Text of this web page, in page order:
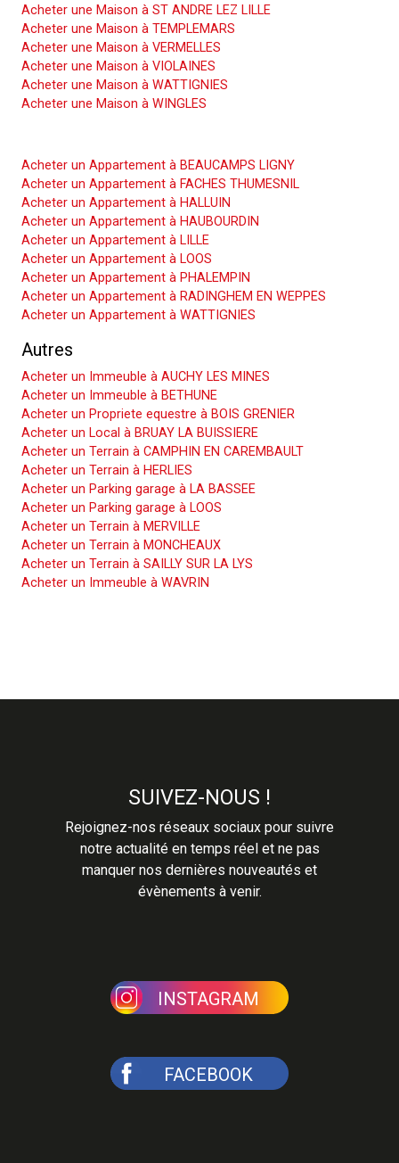
Acheter une Maison à ST ANDRE LEZ LILLE
Acheter une Maison à TEMPLEMARS
Acheter une Maison à VERMELLES
Acheter une Maison à VIOLAINES
Acheter une Maison à WATTIGNIES
Acheter une Maison à WINGLES
Acheter un Appartement à BEAUCAMPS LIGNY
Acheter un Appartement à FACHES THUMESNIL
Acheter un Appartement à HALLUIN
Acheter un Appartement à HAUBOURDIN
Acheter un Appartement à LILLE
Acheter un Appartement à LOOS
Acheter un Appartement à PHALEMPIN
Acheter un Appartement à RADINGHEM EN WEPPES
Acheter un Appartement à WATTIGNIES
Autres
Acheter un Immeuble à AUCHY LES MINES
Acheter un Immeuble à BETHUNE
Acheter un Propriete equestre à BOIS GRENIER
Acheter un Local à BRUAY LA BUISSIERE
Acheter un Terrain à CAMPHIN EN CAREMBAULT
Acheter un Terrain à HERLIES
Acheter un Parking garage à LA BASSEE
Acheter un Parking garage à LOOS
Acheter un Terrain à MERVILLE
Acheter un Terrain à MONCHEAUX
Acheter un Terrain à SAILLY SUR LA LYS
Acheter un Immeuble à WAVRIN
SUIVEZ-NOUS !
Rejoignez-nos réseaux sociaux pour suivre
notre actualité en temps réel et ne pas
manquer nos dernières nouveautés et
évènements à venir.
INSTAGRAM
FACEBOOK